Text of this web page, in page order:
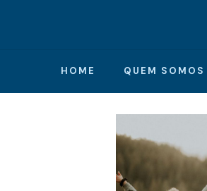
HOME QUEM SOMOS